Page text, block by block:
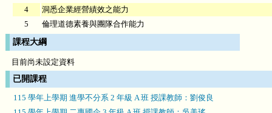
4
洞悉企業經營績效之能力
5
倫理道德素養與團隊合作能力
課程大綱
目前尚未設定資料
已開課程
115 學年上學期 進學不分系 2 年級 A 班 授課教師：劉俊良